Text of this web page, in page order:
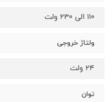
۱۱۰ الی ۲۳۰ ولت
ولتاژ خروجی
۲۴ ولت
توان